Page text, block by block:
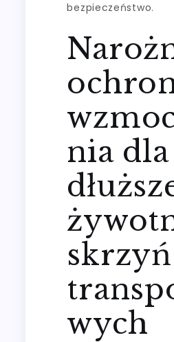
bezpieczeństwo.
nia dla
skrzyń
wych